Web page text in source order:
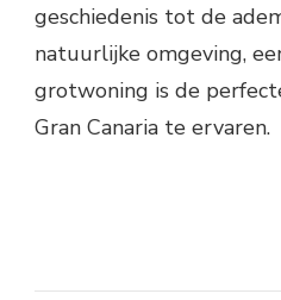
geschiedenis tot de
natuurlijke omgeving,
grotwoning is de
Gran Canaria te ervaren.